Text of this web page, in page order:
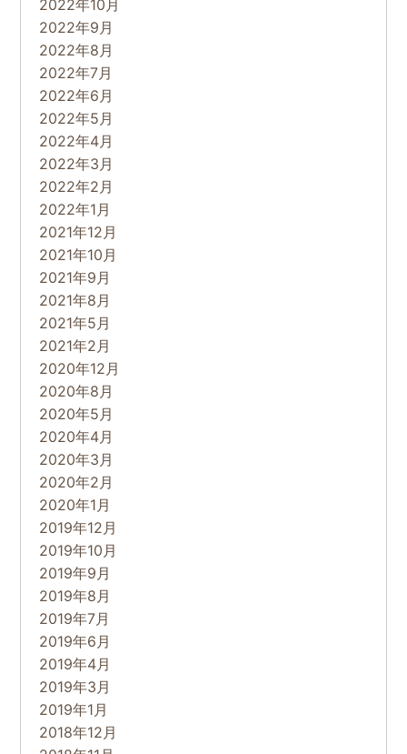
2022年10月
2022年9月
2022年8月
2022年7月
2022年6月
2022年5月
2022年4月
2022年3月
2022年2月
2022年1月
2021年12月
2021年10月
2021年9月
2021年8月
2021年5月
2021年2月
2020年12月
2020年8月
2020年5月
2020年4月
2020年3月
2020年2月
2020年1月
2019年12月
2019年10月
2019年9月
2019年8月
2019年7月
2019年6月
2019年4月
2019年3月
2019年1月
2018年12月